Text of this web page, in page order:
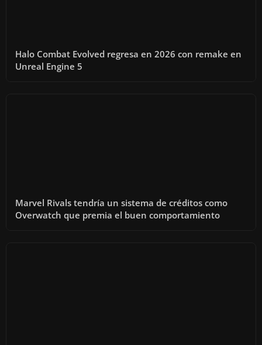
Halo Combat Evolved regresa en 2026 con remake en
Unreal Engine 5
Marvel Rivals tendría un sistema de créditos como
Overwatch que premia el buen comportamiento